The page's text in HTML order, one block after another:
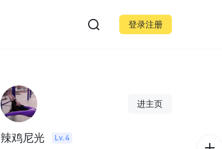
登录注册
进主页
辣鸡尼光 Lv.4